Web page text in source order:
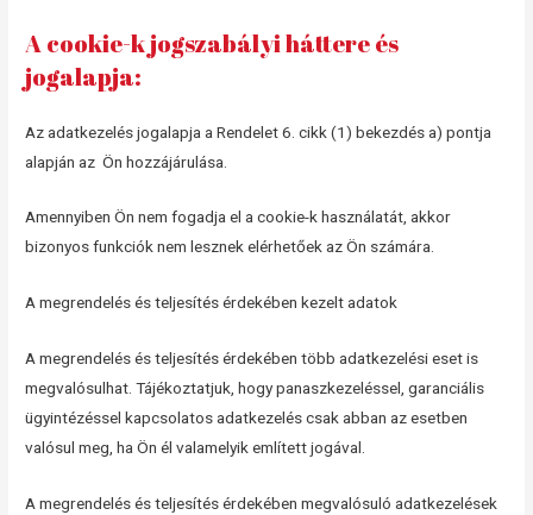
A cookie-k jogszabályi háttere és
jogalapja:
Az adatkezelés jogalapja a Rendelet 6. cikk (1) bekezdés a) pontja
alapján az Ön hozzájárulása.
Amennyiben Ön nem fogadja el a cookie-k használatát, akkor
bizonyos funkciók nem lesznek elérhetőek az Ön számára.
A megrendelés és teljesítés érdekében kezelt adatok
A megrendelés és teljesítés érdekében több adatkezelési eset is
megvalósulhat. Tájékoztatjuk, hogy panaszkezeléssel, garanciális
ügyintézéssel kapcsolatos adatkezelés csak abban az esetben
valósul meg, ha Ön él valamelyik említett jogával.
A megrendelés és teljesítés érdekében megvalósuló adatkezelések